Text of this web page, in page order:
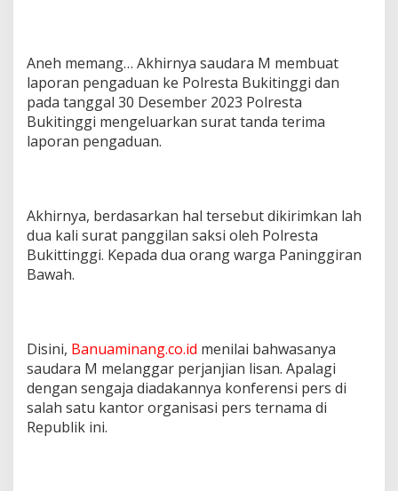
Aneh memang… Akhirnya saudara M membuat
laporan pengaduan ke Polresta Bukitinggi dan
pada tanggal 30 Desember 2023 Polresta
Bukitinggi mengeluarkan surat tanda terima
laporan pengaduan.
Akhirnya, berdasarkan hal tersebut dikirimkan lah
dua kali surat panggilan saksi oleh Polresta
Bukittinggi. Kepada dua orang warga Paninggiran
Bawah.
Disini, Banuaminang.co.id menilai bahwasanya
saudara M melanggar perjanjian lisan. Apalagi
dengan sengaja diadakannya konferensi pers di
salah satu kantor organisasi pers ternama di
Republik ini.